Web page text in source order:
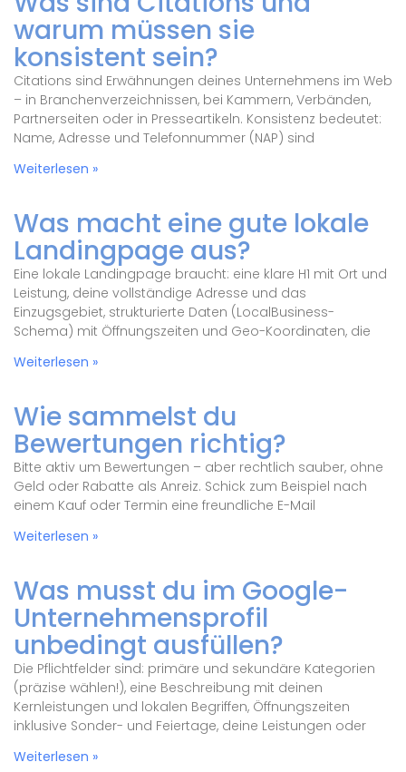
warum müssen sie
konsistent sein?
Citations sind Erwähnungen deines Unternehmens im Web
– in Branchenverzeichnissen, bei Kammern, Verbänden,
Partnerseiten oder in Presseartikeln. Konsistenz bedeutet:
Name, Adresse und Telefonnummer (NAP) sind
Weiterlesen »
Was macht eine gute lokale
Landingpage aus?
Eine lokale Landingpage braucht: eine klare H1 mit Ort und
Leistung, deine vollständige Adresse und das
Einzugsgebiet, strukturierte Daten (LocalBusiness-
Schema) mit Öffnungszeiten und Geo-Koordinaten, die
Weiterlesen »
Wie sammelst du
Bewertungen richtig?
Bitte aktiv um Bewertungen – aber rechtlich sauber, ohne
Geld oder Rabatte als Anreiz. Schick zum Beispiel nach
einem Kauf oder Termin eine freundliche E-Mail
Weiterlesen »
Was musst du im Google-
Unternehmensprofil
unbedingt ausfüllen?
Die Pflichtfelder sind: primäre und sekundäre Kategorien
(präzise wählen!), eine Beschreibung mit deinen
Kernleistungen und lokalen Begriffen, Öffnungszeiten
inklusive Sonder- und Feiertage, deine Leistungen oder
Weiterlesen »